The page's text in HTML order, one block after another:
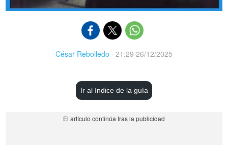
César Rebolledo · 21:29 26/12/2025
Ir al índice de la guía